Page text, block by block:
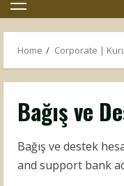
Primary
Home Corporate |
Bağış ve
Bağış ve destek
and support bank